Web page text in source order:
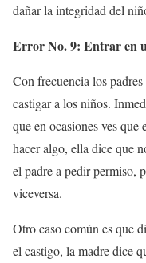
dañar la integridad del
Error No. 9: Entrar en
Con frecuencia los
castigar a los niños.
que en ocasiones ves
hacer algo, ella dice que
el padre a pedir permiso,
viceversa.
Otro caso común es que
el castigo, la madre dice